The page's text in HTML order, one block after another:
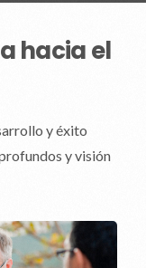
hacia el
y éxito
y visión